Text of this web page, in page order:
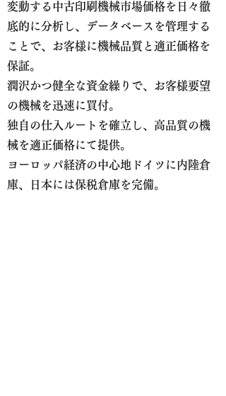
変動する中古印刷機械市場価格を日々徹
底的に分析し、データベースを管理する
ことで、
お客様に機械品質と適正価格を
保証。
潤沢かつ健全な資金繰りで、お客様要望
の機械を迅速に買付。
独自の仕入ルートを確立し、高品質の機
械を適正価格にて提供。
ヨーロッパ経済の中心地ドイツに内陸倉
庫、日本には保税倉庫を完備。